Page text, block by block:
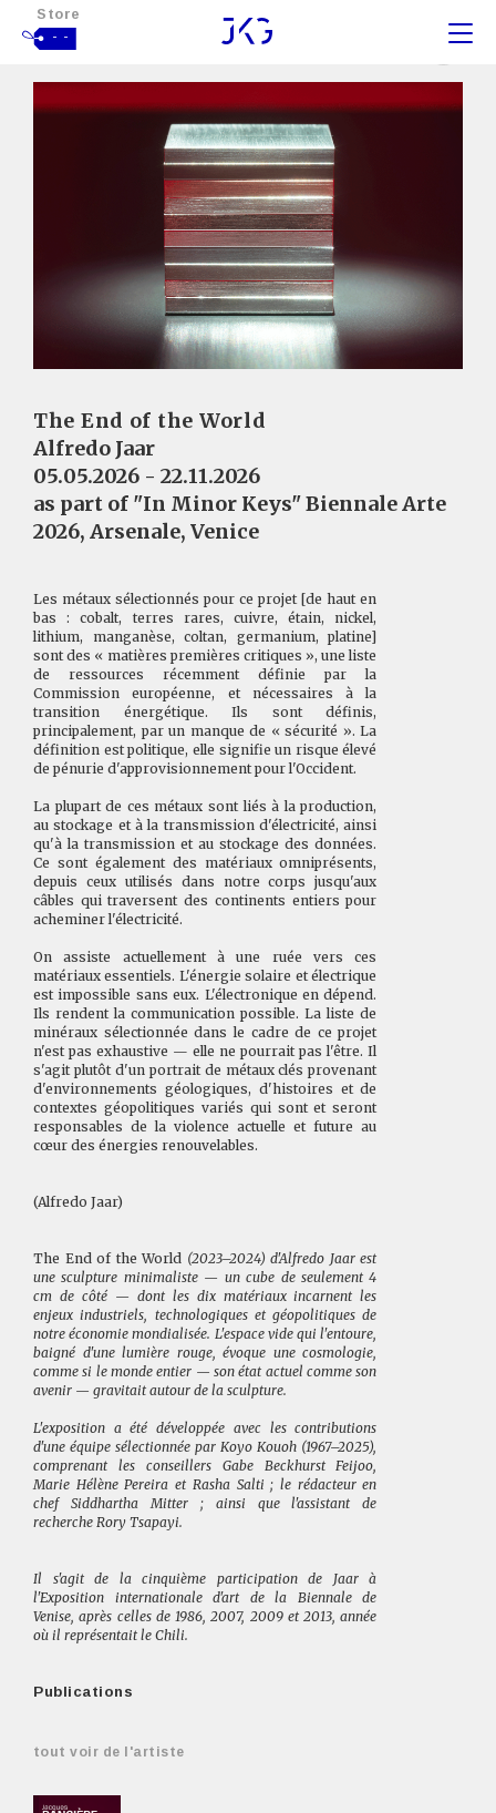
Store
- -
The End of the World
Alfredo Jaar
05.05.2026 - 22.11.2026
as part of "In Minor Keys" Biennale Arte
2026, Arsenale, Venice
Les métaux sélectionnés pour ce projet [de haut en
bas : cobalt, terres rares, cuivre, étain, nickel,
lithium, manganèse, coltan, germanium, platine]
sont des « matières premières critiques », une liste
de ressources récemment définie par la
Commission européenne, et nécessaires à la
transition énergétique. Ils sont définis,
principalement, par un manque de « sécurité ». La
définition est politique, elle signifie un risque élevé
de pénurie d'approvisionnement pour l'Occident.
La plupart de ces métaux sont liés à la production,
au stockage et à la transmission d'électricité, ainsi
qu'à la transmission et au stockage des données.
Ce sont également des matériaux omniprésents,
depuis ceux utilisés dans notre corps jusqu'aux
câbles qui traversent des continents entiers pour
acheminer l'électricité.
On assiste actuellement à une ruée vers ces
matériaux essentiels. L'énergie solaire et électrique
est impossible sans eux. L'électronique en dépend.
Ils rendent la communication possible. La liste de
minéraux sélectionnée dans le cadre de ce projet
n'est pas exhaustive — elle ne pourrait pas l'être. Il
s'agit plutôt d'un portrait de métaux clés provenant
d'environnements géologiques, d'histoires et de
contextes géopolitiques variés qui sont et seront
responsables de la violence actuelle et future au
cœur des énergies renouvelables.
(Alfredo Jaar)
The End of the World (2023–2024) d'Alfredo Jaar est
une sculpture minimaliste — un cube de seulement 4
cm de côté — dont les dix matériaux incarnent les
enjeux industriels, technologiques et géopolitiques de
notre économie mondialisée. L'espace vide qui l'entoure,
baigné d'une lumière rouge, évoque une cosmologie,
comme si le monde entier — son état actuel comme son
avenir — gravitait autour de la sculpture.
L'exposition a été développée avec les contributions
d'une équipe sélectionnée par Koyo Kouoh (1967–2025),
comprenant les conseillers Gabe Beckhurst Feijoo,
Marie Hélène Pereira et Rasha Salti ; le rédacteur en
chef Siddhartha Mitter ; ainsi que l'assistant de
recherche Rory Tsapayi.
Il s'agit de la cinquième participation de Jaar à
l'Exposition internationale d'art de la Biennale de
Venise, après celles de 1986, 2007, 2009 et 2013, année
où il représentait le Chili.
Publications
tout voir de l'artiste